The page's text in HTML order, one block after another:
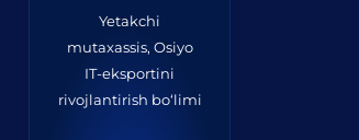
Yetakchi
mutaxassis, Osiyo
IT-eksportini
rivojlantirish bo‘limi